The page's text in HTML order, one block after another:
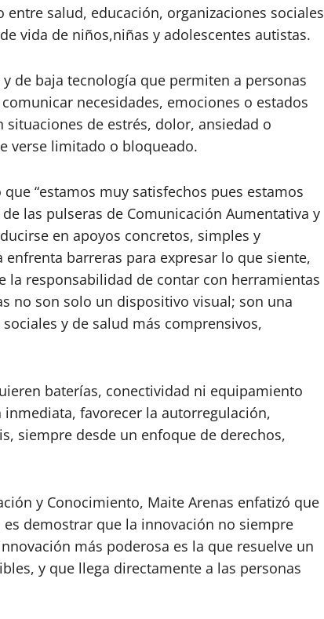
salud, educación, organizaciones sociales
vida de niños,niñas y adolescentes autistas.
de baja tecnología que permiten a personas
necesidades, emociones o estados
de estrés, dolor, ansiedad o
verse limitado o bloqueado.
“estamos muy satisfechos pues estamos
las pulseras de Comunicación Aumentativa y
en apoyos concretos, simples y
barreras para expresar lo que siente,
responsabilidad de contar con herramientas
no son solo un dispositivo visual; son una
y de salud más comprensivos,
baterías, conectividad ni equipamiento
favorecer la autorregulación,
siempre desde un enfoque de derechos,
y Conocimiento, Maite Arenas enfatizó que
demostrar que la innovación no siempre
más poderosa es la que resuelve un
y que llega directamente a las personas